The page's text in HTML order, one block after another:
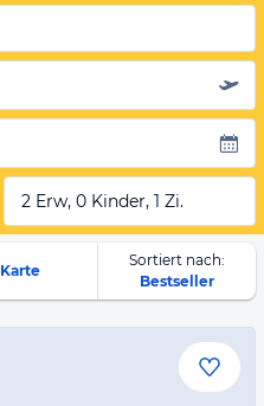
2 Erw, 0 Kinder, 1 Zi.
Karte
Sortiert nach:
Bestseller